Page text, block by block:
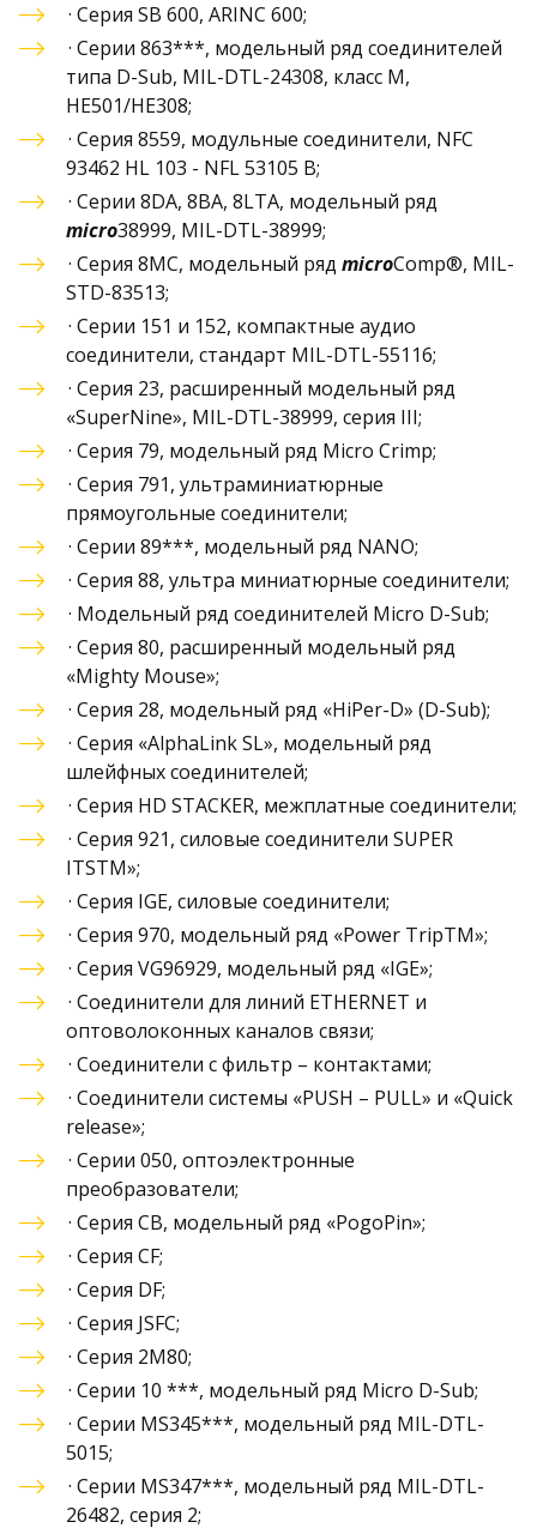
· Серия SB 600, ARINC 600;
· Серии 863***, модельный ряд соединителей
типа D-Sub, MIL-DTL-24308, класс M,
HE501/HE308;
· Серия 8559, модульные соединители, NFC
93462 HL 103 - NFL 53105 B;
·
micro38999, MIL-DTL-38999;
· Серия 8MC, модельный ряд microComp®, MIL-
STD-83513;
· Серии 151 и 152, компактные аудио
соединители, стандарт MIL-DTL-55116;
· Серия 23, расширенный модельный ряд
«SuperNine», MIL-DTL-38999, серия III;
· Серия 79, модельный ряд Micro Crimp;
· Серия 791, ультраминиатюрные
прямоугольные соединители;
· Серии 89***, модельный ряд NANO;
· Серия 88, ультра миниатюрные соединители;
· Модельный ряд соединителей Micro D-Sub;
· Серия 80, расширенный модельный ряд
«Mighty Mouse»;
· Серия 28, модельный ряд «HiPer-D» (D-Sub);
· Серия «AlphaLink SL», модельный ряд
шлейфных соединителей;
· Серия HD STACKER, межплатные соединители;
· Серия 921, силовые соединители SUPER
ITSTM»;
· Серия IGE, силовые соединители;
· Серия 970, модельный ряд «Power TripTM»;
· Серия VG96929, модельный ряд «IGE»;
· Соединители для линий ETHERNET и
оптоволоконных каналов связи;
· Соединители с фильтр – контактами;
· Соединители системы «PUSH – PULL» и «Quick
release»;
· Серии 050, оптоэлектронные
преобразователи;
· Серия CB, модельный ряд «PogoPin»;
· Серия CF;
· Серия DF;
· Серия JSFC;
· Серия 2M80;
· Серии 10 ***, модельный ряд Micro D-Sub;
· Серии MS345***, модельный ряд MIL-DTL-
5015;
· Серии MS347***, модельный ряд MIL-DTL-
26482, серия 2;